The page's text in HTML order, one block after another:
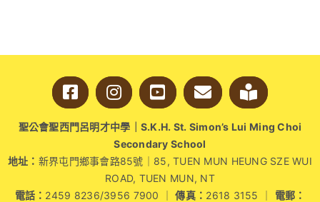
明才人成長階梯
教師專業社群
學生成就與學校活動
聖公會聖西門呂明才中學｜S.K.H. St. Simon’s Lui Ming Choi
Secondary School
地址： 新界屯門鄉事會路85號｜85, TUEN MUN HEUNG SZE WUI
ROAD, TUEN MUN, NT
電話： 2459 8236/3956 7900 ｜傳真： 2618 3155 ｜ 電郵：